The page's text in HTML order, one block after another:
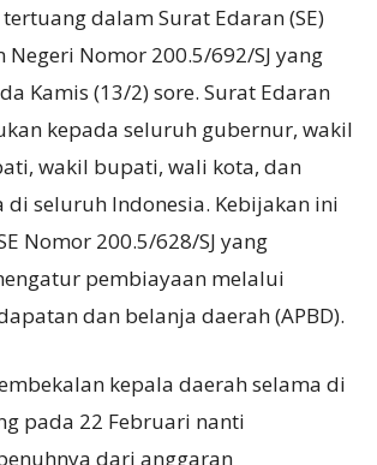
dalam Surat Edaran (SE)
Negeri Nomor 200.5/692/SJ yang
Kamis (13/2) sore. Surat Edaran
kepada seluruh gubernur, wakil
wakil bupati, wali kota, dan
seluruh Indonesia. Kebijakan ini
Nomor 200.5/628/SJ yang
pembiayaan melalui
dan belanja daerah (APBD).
kepala daerah selama di
pada 22 Februari nanti
dari anggaran